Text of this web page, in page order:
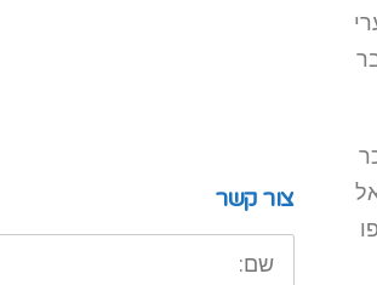
צור קשר
שם: